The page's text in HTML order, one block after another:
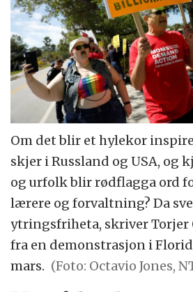
Om det blir et hylekor
skjer i Russland og USA, og
og urfolk blir rødflagga ord
lærere og forvaltning? Da
ytringsfriheta, skriver Torjer
fra en demonstrasjon i
mars. (Foto: Octavio Jones,